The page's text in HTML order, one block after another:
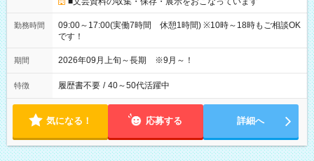
勤務時間
09:00～17:00(実働7時間 休憩1時間) ※10時～18時もご相談OK
です！
期間 2026年09月上旬～長期 ※9月～！
特徴 履歴書不要 / 40～50代活躍中
気になる！ 応募する 詳細へ